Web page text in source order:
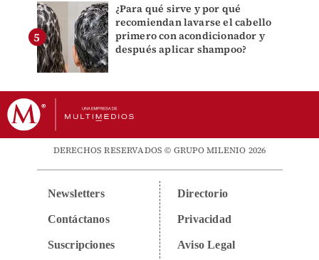
¿Para qué sirve y por qué
recomiendan lavarse el cabello
primero con acondicionador y
después aplicar shampoo?
DERECHOS RESERVADOS © GRUPO MILENIO 2026
Newsletters
Contáctanos
Suscripciones
Directorio
Privacidad
Aviso Legal